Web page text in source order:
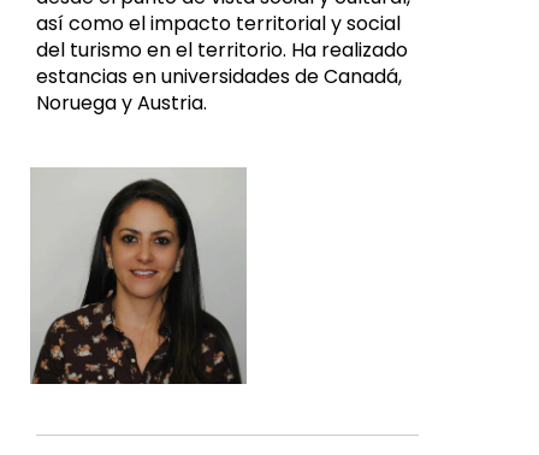
así como el impacto territorial y social
del turismo en el territorio. Ha realizado
estancias en universidades de Canadá,
Noruega y Austria.